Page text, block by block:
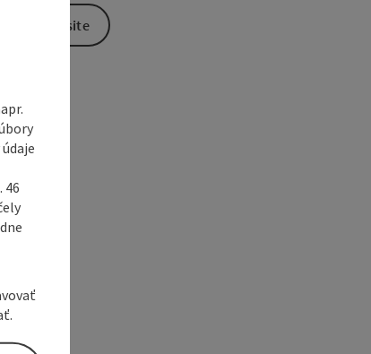
To the website
46